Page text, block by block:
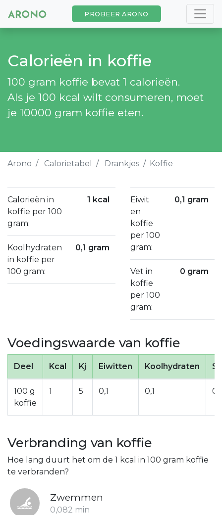
PROBEER ARONO
Calorieën in koffie
100 gram koffie bevat 1 calorieën.
Als je 100 kcal wilt consumeren, moet
je 10000 gram koffie eten.
Arono Calorietabel Drankjes Koffie
Calorieën in
koffie per 100
gram:
1 kcal
Koolhydraten
in koffie per
100 gram:
0,1 gram
Eiwit
en
koffie
per 100
gram:
0,1 gram
Vet in
koffie
per 100
gram:
0 gram
Voedingswaarde van koffie
Deel Kcal Kj Eiwitten Koolhydraten
100 g
koffie
1 5 0,1 0,1 0
Verbranding van koffie
Hoe lang duurt het om de 1 kcal in 100 gram koffie
te verbranden?
Zwemmen
0,082 min